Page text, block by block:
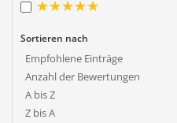
Sortieren nach
Empfohlene Einträge
Anzahl der Bewertungen
A bis Z
Z bis A